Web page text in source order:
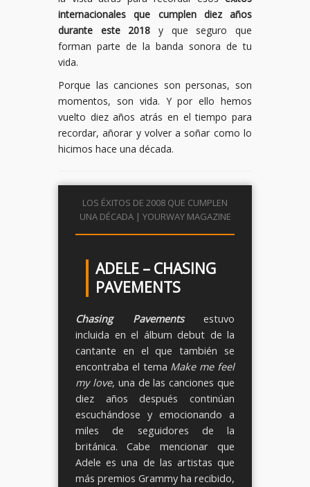
internacionales que cumplen diez años
durante este 2018 y que seguro que
forman parte de la banda sonora de tu
vida.
Porque las canciones son personas, son
momentos, son vida. Y por ello hemos
vuelto diez años atrás en el tiempo para
recordar, añorar y volver a soñar como lo
hicimos hace una década.
LOS ÉXITOS DE 2008 QUE CUMPLEN
UNA DÉCADA | YOURWAY MAGAZINE
ADELE – CHASING
PAVEMENTS
Chasing Pavementsestuvo
incluida en el álbum debut de la
cantante en el que también se
encontraba el tema Make me feel
my love, una de las canciones que
diez años después continúan
escuchándose y emocionando a
miles de seguidores de la
británica. Cabe mencionar que
Adele es una de las artistas que
más premios Grammy ha recibido,